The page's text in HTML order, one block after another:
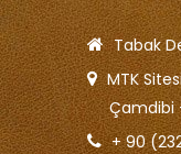
Tabak
MTK
Çamdibi -
+ 90